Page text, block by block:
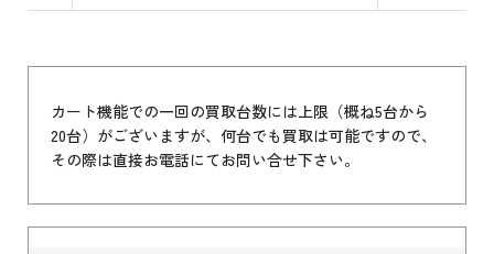
カート機能での一回の買取台数には上限（概ね5台から
20台）がございますが、何台でも買取は可能ですので、
その際は直接お電話にてお問い合せ下さい。